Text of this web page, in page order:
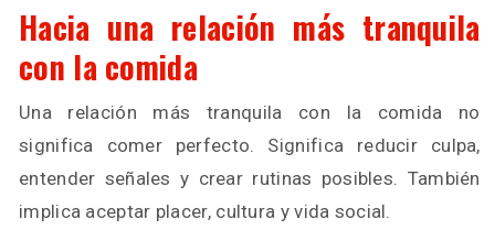
Hacia una relación más tranquila
con la comida
Una relación más tranquila con la comida no
significa comer perfecto. Significa reducir culpa,
entender señales y crear rutinas posibles. También
implica aceptar placer, cultura y vida social.